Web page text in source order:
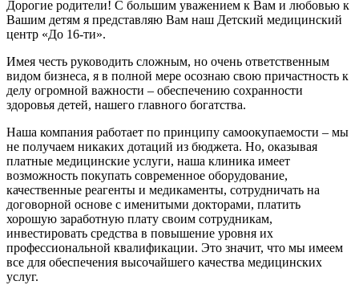
Дорогие родители! С большим уважением к Вам и любовью к
Вашим детям я представляю Вам наш Детский медицинский
центр «До 16-ти».
Имея честь руководить сложным, но очень ответственным
видом бизнеса, я в полной мере осознаю свою причастность к
делу огромной важности – обеспечению сохранности
здоровья детей, нашего главного богатства.
Наша компания работает по принципу самоокупаемости – мы
не получаем никаких дотаций из бюджета. Но, оказывая
платные медицинские услуги, наша клиника имеет
возможность покупать современное оборудование,
качественные реагенты и медикаменты, сотрудничать на
договорной основе с именитыми докторами, платить
хорошую заработную плату своим сотрудникам,
инвестировать средства в повышение уровня их
профессиональной квалификации. Это значит, что мы имеем
все для обеспечения высочайшего качества медицинских
услуг.